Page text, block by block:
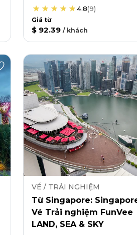
4.8(9)
Giá từ
$ 92.39 / khách
VÉ / TRẢI NGHIỆM
Từ Singapore:
Vé Trải nghiệm FunVee
LAND, SEA & SKY